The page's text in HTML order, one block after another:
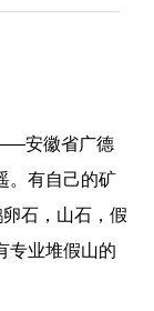
安徽省广德
。有自己的矿
石，山石，假
业堆假山的